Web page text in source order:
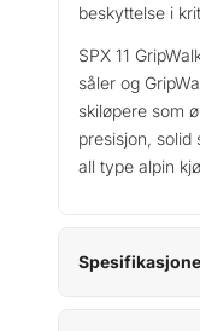
beskyttelse i
SPX 11
såler og
skiløpere som
presisjon, solid
all type alpin